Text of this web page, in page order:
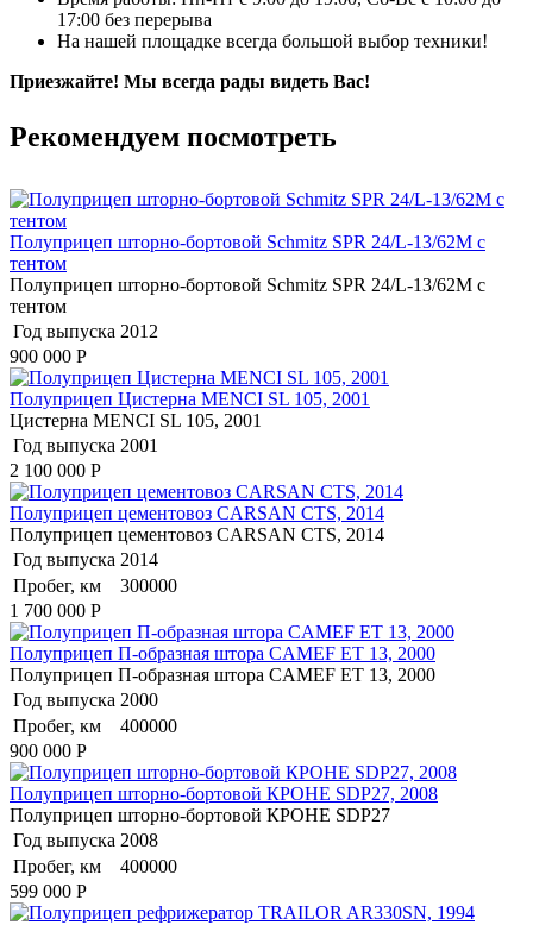
17:00 без перерыва
На нашей площадке всегда большой выбор техники!
Приезжайте! Мы всегда рады видеть Вас!
Рекомендуем посмотреть
Полуприцеп шторно-бортовой Schmitz SPR 24/L-13/62M с
тентом
Полуприцеп шторно-бортовой Schmitz SPR 24/L-13/62M с
тентом
Год выпуска 2012
900 000 Р
Полуприцеп Цистерна MENCI SL 105, 2001
Цистерна MENCI SL 105, 2001
Год выпуска 2001
2 100 000 Р
Полуприцеп цементовоз СARSАN CТS, 2014
Полуприцеп цементовоз СARSАN CТS, 2014
Год выпуска 2014
Пробег, км
300000
1 700 000 Р
Полуприцеп П-образная штора CAMEF ET 13, 2000
Полуприцеп П-образная штора CAMEF ET 13, 2000
Год выпуска 2000
Пробег, км
400000
900 000 Р
Полуприцеп шторно-бортовой КРОНЕ SDP27, 2008
Полуприцеп шторно-бортовой КРОНЕ SDP27
Год выпуска 2008
Пробег, км
400000
599 000 Р